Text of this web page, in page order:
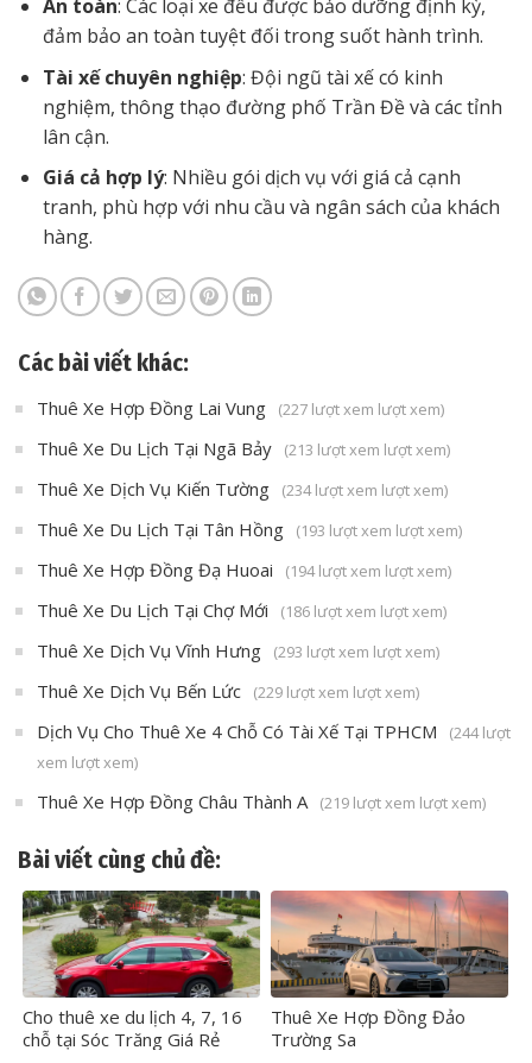
An toàn: Các loại xe đều được bảo dưỡng định kỳ,
đảm bảo an toàn tuyệt đối trong suốt hành trình.
Tài xế chuyên nghiệp: Đội ngũ tài xế có kinh
nghiệm, thông thạo đường phố Trần Đề và các tỉnh
lân cận.
Giá cả hợp lý: Nhiều gói dịch vụ với giá cả cạnh
tranh, phù hợp với nhu cầu và ngân sách của khách
hàng.
Các bài viết khác:
Thuê Xe Hợp Đồng Lai Vung (227 lượt xem lượt xem)
Thuê Xe Du Lịch Tại Ngã Bảy (213 lượt xem lượt xem)
Thuê Xe Dịch Vụ Kiến Tường (234 lượt xem lượt xem)
Thuê Xe Du Lịch Tại Tân Hồng (193 lượt xem lượt xem)
Thuê Xe Hợp Đồng Đạ Huoai (194 lượt xem lượt xem)
Thuê Xe Du Lịch Tại Chợ Mới (186 lượt xem lượt xem)
Thuê Xe Dịch Vụ Vĩnh Hưng (293 lượt xem lượt xem)
Thuê Xe Dịch Vụ Bến Lức (229 lượt xem lượt xem)
Dịch Vụ Cho Thuê Xe 4 Chỗ Có Tài Xế Tại TPHCM
(244 lượt
xem lượt xem)
Thuê Xe Hợp Đồng Châu Thành A (219 lượt xem lượt xem)
Bài viết cùng chủ đề:
Cho thuê xe du lịch 4, 7, 16
chỗ tại Sóc Trăng Giá Rẻ
Thuê Xe Hợp Đồng Đảo
Trường Sa